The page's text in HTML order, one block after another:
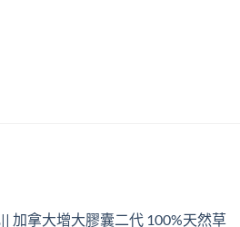
加拿大增大膠囊二代 100%天然草